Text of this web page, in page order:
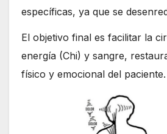
específicas, ya que se
El objetivo final es facilitar la
energía (Chi) y sangre,
físico y emocional del paciente.